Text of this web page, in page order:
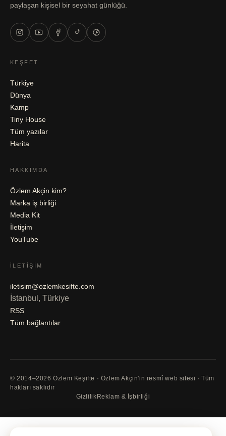
paylaşan kişisel bir seyahat günlüğü.
KEŞFET
Türkiye
Dünya
Kamp
Tiny House
Tüm yazılar
Harita
HAKKIMDA
Özlem Akçin kim?
Marka iş birliği
Media Kit
İletişim
YouTube
İLETIŞIM
iletisim@ozlemkesifte.com
İstanbul, Türkiye
RSS
Tüm bağlantılar
© 2014–2026 Özlem Keşifte · Özlem Akçin'in resmî web sitesi · Tüm
hakları saklıdır
GizlilikReklam & İşbirliği